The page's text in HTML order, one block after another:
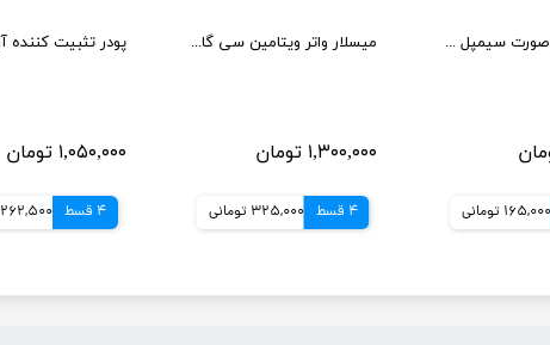
۱,۰۵۰,۰۰۰ تومان
4 قسط 262,500 تومانی
میسلار واتر ویتامین سی گارنیر حجم 400 میل
۱,۳۰۰,۰۰۰ تومان
4 قسط 325,000 تومانی
ژل شستشو صورت سیمپل مدل moisturising حجم 150 میلی لیتر
165,000 تومانی